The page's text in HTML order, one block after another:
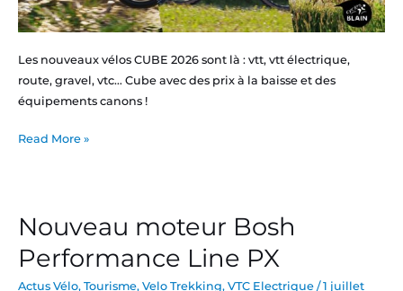
Les nouveaux vélos CUBE 2026 sont là : vtt, vtt électrique,
route, gravel, vtc… Cube avec des prix à la baisse et des
équipements canons !
Read More »
Nouveau moteur Bosh
Performance Line PX
Actus Vélo, Tourisme, Velo Trekking, VTC Electrique /1 juillet
Nouveau
moteur
Bosh
Performance